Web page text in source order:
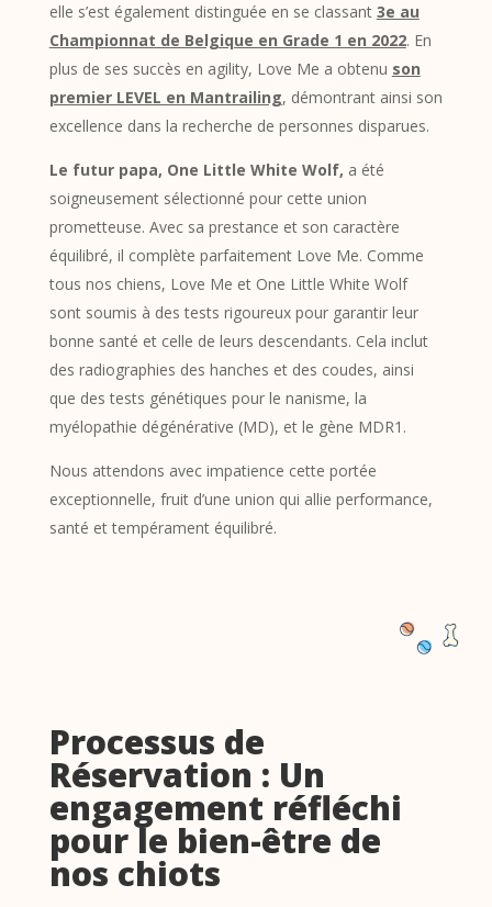
elle s’est également distinguée en se classant 3e au
Championnat de Belgique en Grade 1 en 2022. En
plus de ses succès en agility, Love Me a obtenu son
premier LEVEL en Mantrailing, démontrant ainsi son
excellence dans la recherche de personnes disparues.
Le futur papa, One Little White Wolf, a été
soigneusement sélectionné pour cette union
prometteuse. Avec sa prestance et son caractère
équilibré, il complète parfaitement Love Me. Comme
tous nos chiens, Love Me et One Little White Wolf
sont soumis à des tests rigoureux pour garantir leur
bonne santé et celle de leurs descendants. Cela inclut
des radiographies des hanches et des coudes, ainsi
que des tests génétiques pour le nanisme, la
myélopathie dégénérative (MD), et le gène MDR1.
Nous attendons avec impatience cette portée
exceptionnelle, fruit d’une union qui allie performance,
santé et tempérament équilibré.
Processus de
Réservation : Un
engagement réfléchi
pour le bien-être de
nos chiots